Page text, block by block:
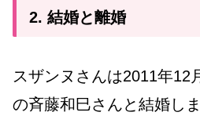
2. 結婚と離婚
スザンヌさんは2011年12
の斉藤和巳さんと結婚し